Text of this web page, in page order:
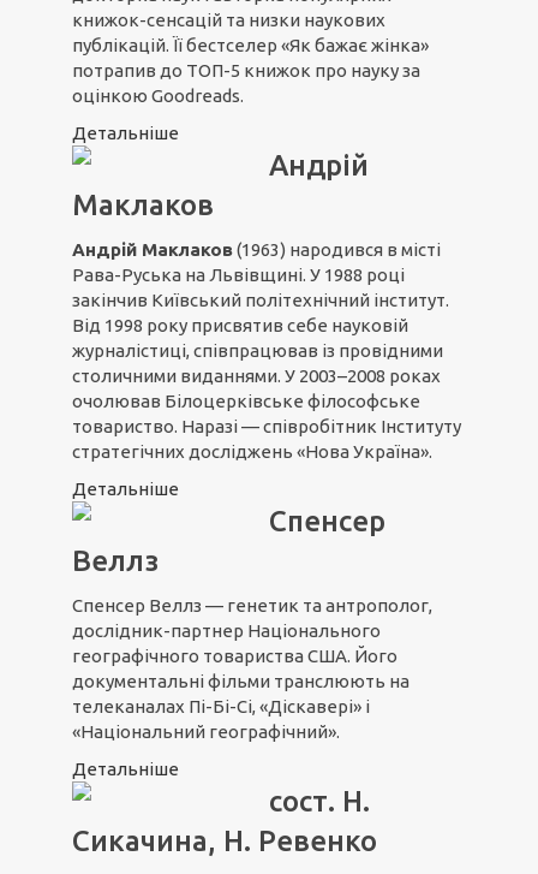
книжок-сенсацій та низки наукових
публікацій. Її бестселер «Як бажає жінка»
потрапив до ТОП-5 книжок про науку за
оцінкою Goodreads.
Детальніше
Андрій
Маклаков
Андрій Маклаков(1963) народився в місті
Рава-Руська на Львівщині. У 1988 році
закінчив Київський політехнічний інститут.
Від 1998 року присвятив себе науковій
журналістиці, співпрацював із провідними
столичними виданнями. У 2003–2008 роках
очолював Білоцерківське філософське
товариство. Наразі — співробітник Інституту
стратегічних досліджень «Нова Україна».
Детальніше
Спенсер
Веллз
Спенсер Веллз — генетик та антрополог,
дослідник-партнер Національного
географічного товариства США. Його
документальні фільми транслюють на
телеканалах Пі-Бі-Сі, «Діскавері» і
«Національний географічний».
Детальніше
сост. Н.
Сикачина, Н. Ревенко